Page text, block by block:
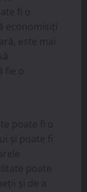
fi o
economisiți
este mai
fie o
poate fi o
și poate fi
poate
și de a